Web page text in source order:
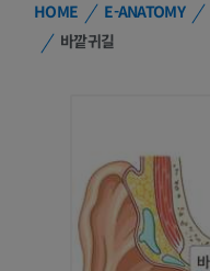
HOME E-ANATOMY
바깥귀길